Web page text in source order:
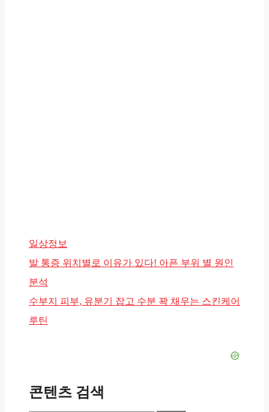
카
테
고
리
일상정보
발 통증 위치별로 이유가 있다! 아픈 부위 별 원인
분석
수부지 피부, 유분기 잡고 수분 꽉 채우는 스킨케어
루틴
콘텐츠 검색